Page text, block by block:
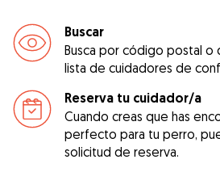
Buscar
Busca por código postal o
lista de cuidadores de
Reserva tu cuidador/a
Cuando creas que has
perfecto para tu perro,
solicitud de reserva.